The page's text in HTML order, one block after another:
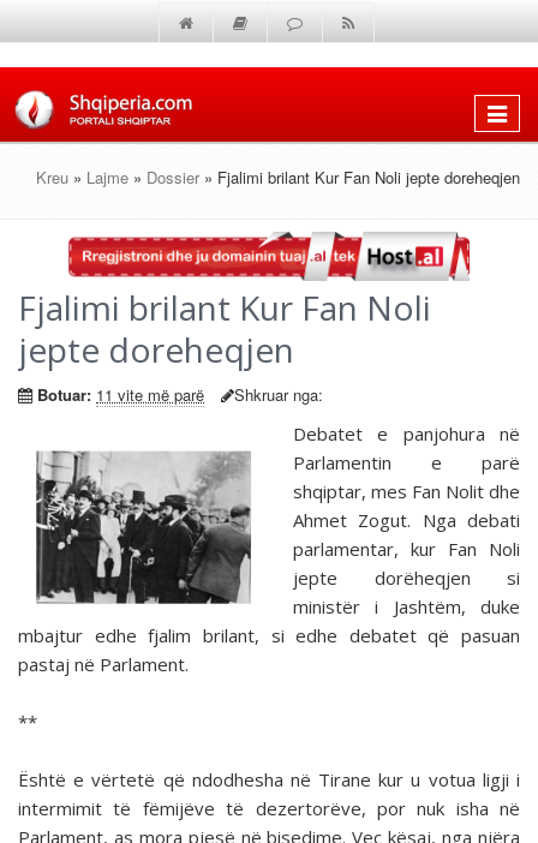
Shfaq
Kreu » Lajme » Dossier » Fjalimi brilant Kur Fan Noli jepte doreheqjen
Fjalimi brilant Kur Fan Noli
jepte doreheqjen
Botuar: 11 vite më parë Shkruar nga:
Debatet e panjohura në
Parlamentin e parë
shqiptar, mes Fan Nolit dhe
Ahmet Zogut. Nga debati
parlamentar, kur Fan Noli
jepte dorëheqjen si
ministër i Jashtëm, duke
mbajtur edhe fjalim brilant, si edhe debatet që pasuan
pastaj në Parlament.
**
Është e vërtetë që ndodhesha në Tirane kur u votua ligji i
intermimit të fëmijëve të dezertorëve, por nuk isha në
Parlament, as mora pjesë në bisedime. Veç kësaj, nga njëra